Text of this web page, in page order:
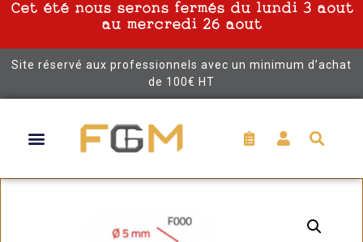
Cet été nous serons fermés du lundi 3 aout
au mercredi 26 aout
Site réservé aux professionnels avec un minimum d’achat
de 100€ HT